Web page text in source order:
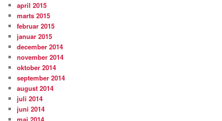
april 2015
marts 2015
februar 2015
januar 2015
december 2014
november 2014
oktober 2014
september 2014
august 2014
juli 2014
juni 2014